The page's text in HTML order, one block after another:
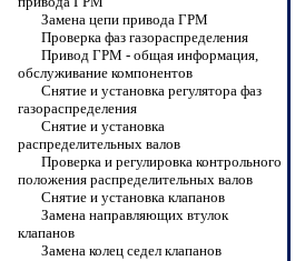
Замена цепи привода ГРМ
Проверка фаз газораспределения
Привод ГРМ - общая информация,
обслуживание компонентов
Снятие и установка регулятора фаз
газораспределения
Снятие и установка
распределительных валов
Проверка и регулировка контрольного
положения распределительных валов
Снятие и установка клапанов
Замена направляющих втулок
клапанов
Замена колец седел клапанов